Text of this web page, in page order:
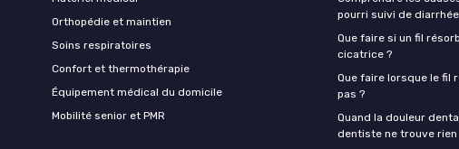
Orthopédie et maintien
Soins respiratoires
Confort et thermothérapie
Équipement médical du domicile
Mobilité senior et PMR
pourri suivi de diarrhée
Que faire si un fil
cicatrice ?
Que faire lorsque le fil
pas ?
Quand la douleur
dentiste ne trouve rien